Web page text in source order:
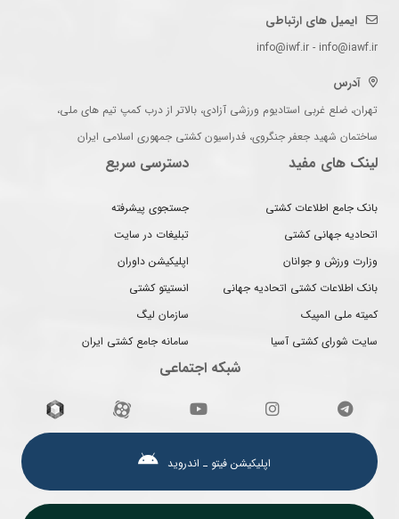
ایمیل های ارتباطی
info@iwf.ir - info@iawf.ir
آدرس
تهران، ضلع غربی استادیوم ورزشی آزادی، بالاتر از درب کمپ تیم های ملی،
ساختمان شهید جعفر جنگروی، فدراسیون کشتی جمهوری اسلامی ایران
لینک های مفید
بانک جامع اطلاعات کشتی
اتحادیه جهانی کشتی
وزارت ورزش و جوانان
بانک اطلاعات کشتی اتحادیه جهانی
کمیته ملی المپیک
سایت شورای کشتی آسیا
دسترسی سریع
جستجوی پیشرفته
تبلیغات در سایت
اپلیکیشن داوران
انستیتو کشتی
سازمان لیگ
سامانه جامع کشتی ایران
شبکه اجتماعی
اپلیکیشن فیتو ـ اندروید